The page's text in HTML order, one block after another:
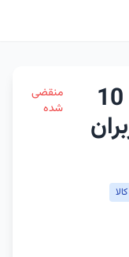
کد تخفیف دیجی کالا 10
منقضی
شده